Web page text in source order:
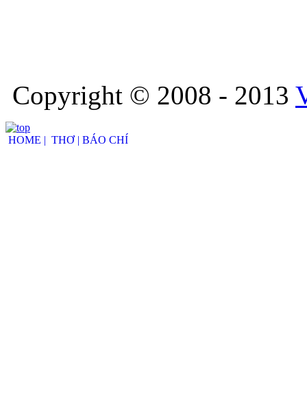
Copyright © 2008 - 2013
HOME | THƠ | BÁO CHÍ